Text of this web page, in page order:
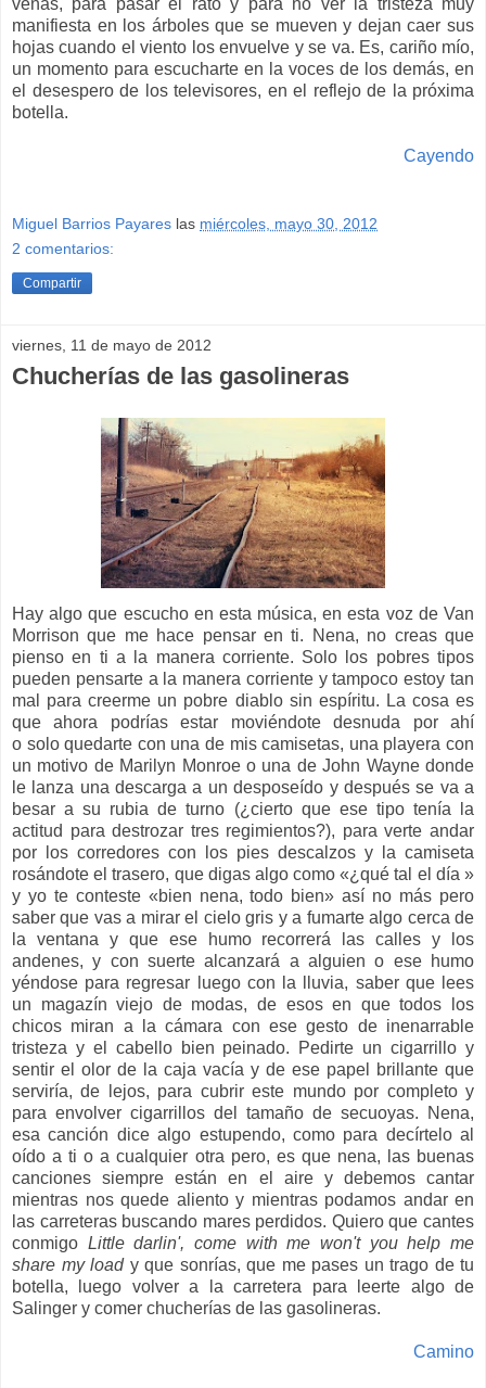
manifiesta en los árboles que se mueven y dejan caer sus
hojas cuando el viento los envuelve y se va. Es, cariño mío,
un momento para escucharte en la voces de los demás, en
el desespero de los televisores, en el reflejo de la próxima
botella.
Cayendo
Miguel Barrios Payares las miércoles, mayo 30, 2012
2 comentarios:
Compartir
viernes, 11 de mayo de 2012
Chucherías de las gasolineras
Hay algo que escucho en esta música, en esta voz de Van
Morrison que me hace pensar en ti. Nena, no creas que
pienso en ti a la manera corriente. Solo los pobres tipos
pueden pensarte a la manera corriente y tampoco estoy tan
mal para creerme un pobre diablo sin espíritu. La cosa es
que ahora podrías estar moviéndote desnuda por ahí
o solo quedarte con una de mis camisetas, una playera con
un motivo de Marilyn Monroe o una de John Wayne donde
le lanza una descarga a un desposeído y después se va a
besar a su rubia de turno (¿cierto que ese tipo tenía la
actitud para destrozar tres regimientos?), para verte andar
por los corredores con los pies descalzos y la camiseta
rosándote el trasero, que digas algo como «¿qué tal el día »
y yo te conteste «bien nena, todo bien» así no más pero
saber que vas a mirar el cielo gris y a fumarte algo cerca de
la ventana y que ese humo recorrerá las calles y los
andenes, y con suerte alcanzará a alguien o ese humo
yéndose para regresar luego con la lluvia, saber que lees
un magazín viejo de modas, de esos en que todos los
chicos miran a la cámara con ese gesto de inenarrable
tristeza y el cabello bien peinado. Pedirte un cigarrillo y
sentir el olor de la caja vacía y de ese papel brillante que
serviría, de lejos, para cubrir este mundo por completo y
para envolver cigarrillos del tamaño de secuoyas. Nena,
esa canción dice algo estupendo, como para decírtelo al
oído a ti o a cualquier otra pero, es que nena, las buenas
canciones siempre están en el aire y debemos cantar
mientras nos quede aliento y mientras podamos andar en
las carreteras buscando mares perdidos. Quiero que cantes
conmigo Little darlin', come with me won't you help me
share my load y que sonrías, que me pases un trago de tu
botella, luego volver a la carretera para leerte algo de
Salinger y comer chucherías de las gasolineras.
Camino